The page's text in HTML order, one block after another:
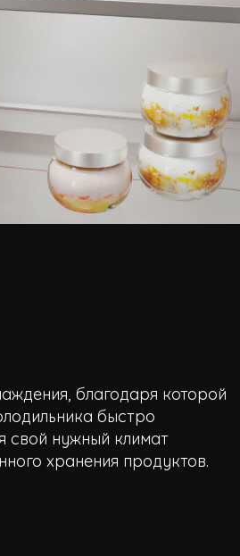
благодаря которой
быстро
свой нужный климат
хранения продуктов.